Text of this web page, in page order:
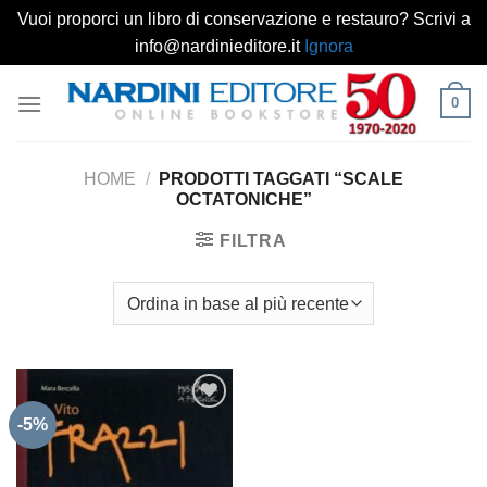
Vuoi proporci un libro di conservazione e restauro? Scrivi a
info@nardinieditore.it Ignora
0
HOME /
PRODOTTI TAGGATI “SCALE
OCTATONICHE”
FILTRA
-5%
Aggiungi